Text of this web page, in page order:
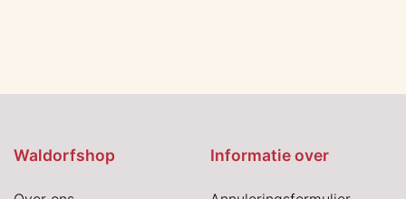
Waldorfshop Informatie over